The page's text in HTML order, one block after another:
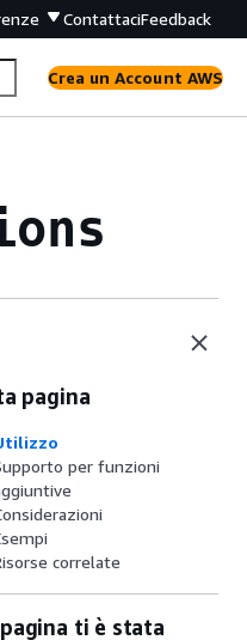
ContattaciFeedback
Crea un Account AWS
pagina
per funzioni
correlate
ti è stata